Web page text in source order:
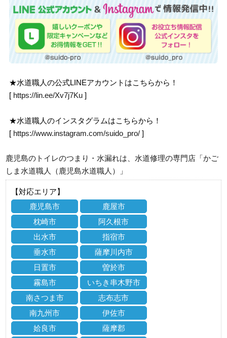
★水道職人の公式LINEアカウントはこちらから！
[ https://lin.ee/Xv7j7Ku ]
★水道職人のインスタグラムはこちらから！
[ https://www.instagram.com/suido_pro/ ]
鹿児島のトイレのつまり・水漏れは、水道修理の専門店「かご
しま水道職人（鹿児島水道職人）」
【対応エリア】
鹿児島市
鹿屋市
枕崎市
阿久根市
出水市
指宿市
垂水市
薩摩川内市
日置市
曽於市
霧島市
いちき串木野市
南さつま市
志布志市
南九州市
伊佐市
姶良市
薩摩郡